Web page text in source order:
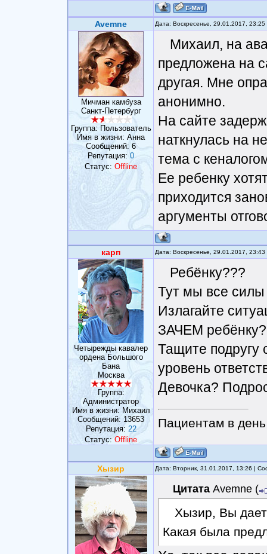
Avemne Дата: Воскресенье, 29.01.2017,
Мичман камбуза
Санкт-Петербург
Группа: Пользователь
Имя в жизни: Анна
Сообщений: 6
Репутация: 0
Статус: Offline
Михаил, на
предложена на
другая. Мне
анонимно.
На сайте
наткнулась на
тема с
Ее ребенку
приходится
аргументы
карп Дата: Воскресенье, 29.01.2017,
Четырежды кавалер
ордена Большого
Бана
Москва
Группа:
Администратор
Имя в жизни: Михаил
Сообщений: 13653
Репутация: 22
Статус:Offline
Ребёнку???
Тут мы все силы
Излагайте
ЗАЧЕМ ребёнку?
Тащите подругу
уровень
Девочка?
Пациентам в
Хызир Дата: Вторник, 31.01.2017, 13:26 |
Цитата Avemne (
Хызир, Вы
Какая была